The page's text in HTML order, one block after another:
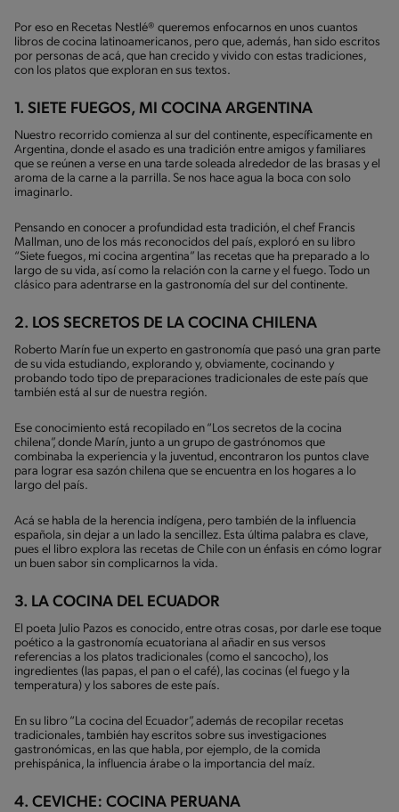
Por eso en Recetas Nestlé® queremos enfocarnos en unos cuantos
libros de cocina latinoamericanos, pero que, además, han sido escritos
por personas de acá, que han crecido y vivido con estas tradiciones,
con los platos que exploran en sus textos.
1. SIETE FUEGOS, MI COCINA ARGENTINA
Nuestro recorrido comienza al sur del continente, específicamente en
Argentina, donde el asado es una tradición entre amigos y familiares
que se reúnen a verse en una tarde soleada alrededor de las brasas y el
aroma de la carne a la parrilla. Se nos hace agua la boca con solo
imaginarlo.
Pensando en conocer a profundidad esta tradición, el chef Francis
Mallman, uno de los más reconocidos del país, exploró en su libro
“Siete fuegos, mi cocina argentina” las recetas que ha preparado a lo
largo de su vida, así como la relación con la carne y el fuego. Todo un
clásico para adentrarse en la gastronomía del sur del continente.
2. LOS SECRETOS DE LA COCINA CHILENA
Roberto Marín fue un experto en gastronomía que pasó una gran parte
de su vida estudiando, explorando y, obviamente, cocinando y
probando todo tipo de preparaciones tradicionales de este país que
también está al sur de nuestra región.
Ese conocimiento está recopilado en “Los secretos de la cocina
chilena”, donde Marín, junto a un grupo de gastrónomos que
combinaba la experiencia y la juventud, encontraron los puntos clave
para lograr esa sazón chilena que se encuentra en los hogares a lo
largo del país.
Acá se habla de la herencia indígena, pero también de la influencia
española, sin dejar a un lado la sencillez. Esta última palabra es clave,
pues el libro explora las recetas de Chile con un énfasis en cómo lograr
un buen sabor sin complicarnos la vida.
3. LA COCINA DEL ECUADOR
El poeta Julio Pazos es conocido, entre otras cosas, por darle ese toque
poético a la gastronomía ecuatoriana al añadir en sus versos
referencias a los platos tradicionales (como el sancocho), los
ingredientes (las papas, el pan o el café), las cocinas (el fuego y la
temperatura) y los sabores de este país.
En su libro “La cocina del Ecuador”, además de recopilar recetas
tradicionales, también hay escritos sobre sus investigaciones
gastronómicas, en las que habla, por ejemplo, de la comida
prehispánica, la influencia árabe o la importancia del maíz.
4. CEVICHE: COCINA PERUANA